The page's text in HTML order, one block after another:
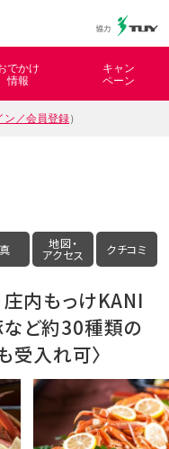
でかけ
情報
キャン
ペーン
ン／会員登録）
地図・
アクセス クチコミ
庄内もっけKANI
ど約30種類の
受入れ可〉